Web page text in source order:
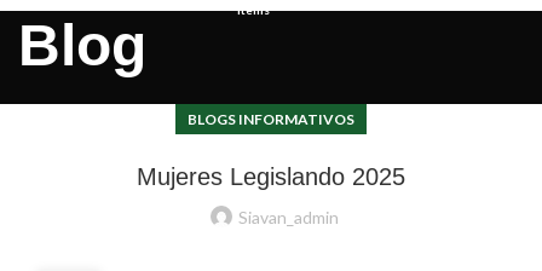
items
Blog
BLOGS INFORMATIVOS
Mujeres Legislando 2025
Siavan_admin